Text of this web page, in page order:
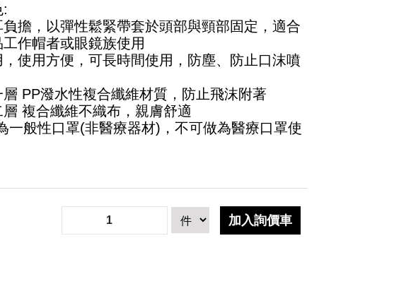
:
擔，以彈性鬆緊帶套於頭部與頸部固定，適合
作帽者或眼鏡族使用
使用方便，可長時間使用，防塵、防止口沫噴
PP潑水性複合纖維材質，防止飛沫附著
層 複合纖維不織布，親膚舒適
一般性口罩(非醫療器材)，不可做為醫療口罩使